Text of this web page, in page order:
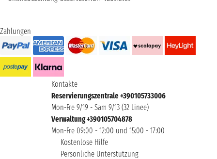
Zahlungen
Kontakte
Reservierungszentrale +390105733006
Mon-Fre 9/19 - Sam 9/13 (32 Linee)
Verwaltung +390105704878
Mon-Fre 09:00 - 12:00 und 15:00 - 17:00
Kostenlose Hilfe
Persönliche Unterstützung